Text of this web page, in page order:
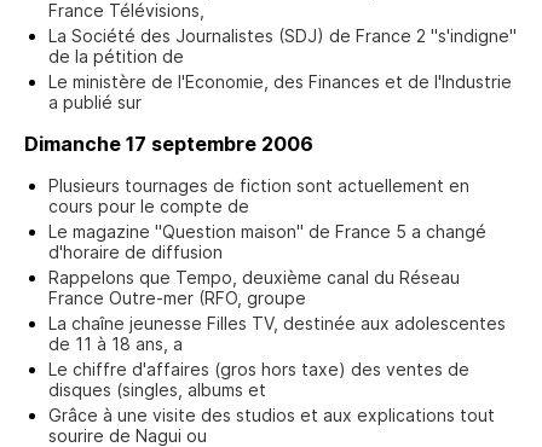
France Télévisions,
La Société des Journalistes (SDJ) de France 2 "s'indigne"
de la pétition de
Le ministère de l'Economie, des Finances et de l'Industrie
a publié sur
Dimanche 17 septembre 2006
Plusieurs tournages de fiction sont actuellement en
cours pour le compte de
Le magazine "Question maison" de France 5 a changé
d'horaire de diffusion
Rappelons que Tempo, deuxième canal du Réseau
France Outre-mer (RFO, groupe
La chaîne jeunesse Filles TV, destinée aux adolescentes
de 11 à 18 ans, a
Le chiffre d'affaires (gros hors taxe) des ventes de
disques (singles, albums et
Grâce à une visite des studios et aux explications tout
sourire de Nagui ou